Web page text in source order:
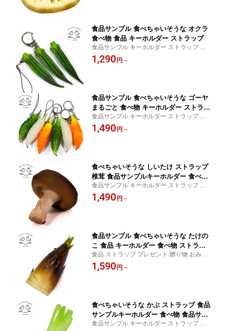
食品サンプル 食べちゃいそうな オクラ
食べ物 食品 キーホルダー ストラップ
食品サンプル キーホルダー ストラップ プ
レゼント 贈り物 おみやげ に最適
1,290 円 ～
食品サンプル 食べちゃいそうな ゴーヤ
まるごと 食べ物 キーホルダー ストラッ
プ
食品サンプル キーホルダー ストラップ プ
レゼント 贈り物 おみやげ に最適
1,490 円 ～
食べちゃいそうな しいたけ ストラップ
椎茸 食品サンプルキーホルダー 食べ物
食品サンプル キーホルダー
食品サンプル キーホルダー ストラップ プ
レゼント 贈り物 おみやげ に最適
1,490 円 ～
食品サンプル 食べちゃいそうな たけの
こ 食品 キーホルダー 食べ物 ストラッ
プ 食品サンプルキーホルダー
食品 ストラップ プレゼント 贈り物 おみや
げ に最適 食品サンプル キーホルダー
1,590 円 ～
食べちゃいそうな かぶ ストラップ 食品
サンプルキーホルダー 食べ物 食品サン
プル キーホルダー
食品サンプル キーホルダー ストラップ 食